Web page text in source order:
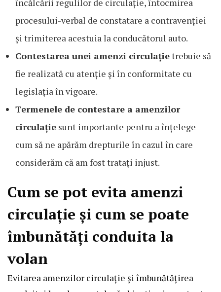
încălcării regulilor de circulație, întocmirea
procesului-verbal de constatare a contravenției
și trimiterea acestuia la conducătorul auto.
Contestarea unei amenzi circulațietrebuie să
fie realizată cu atenție și în conformitate cu
legislația în vigoare.
Termenele de contestare a amenzilor
circulație sunt importante pentru a înțelege
cum să ne apărăm drepturile în cazul în care
considerăm că am fost tratați injust.
Cum se pot evita amenzi
circulație și cum se poate
îmbunătăți conduita la
volan
Evitarea amenzilor circulație și îmbunătățirea